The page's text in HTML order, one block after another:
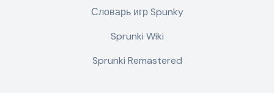
Словарь игр Spunky
Sprunki Wiki
Sprunki Remastered